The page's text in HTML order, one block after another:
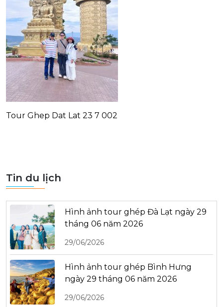
Tour Ghep Dat Lat 23 7 002
Tin du lịch
Hình ảnh tour ghép Đà Lạt ngày 29
tháng 06 năm 2026
29/06/2026
Hình ảnh tour ghép Bình Hưng
ngày 29 tháng 06 năm 2026
29/06/2026